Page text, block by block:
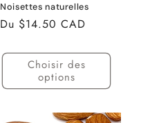
Noisettes naturelles
Prix
Du $14.50 CAD
Choisir des
options